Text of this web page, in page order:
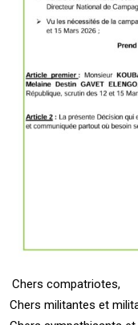
Chers compatriotes,
Chers militantes et